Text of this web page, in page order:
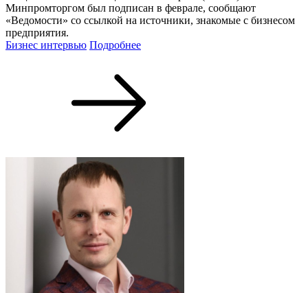
Минпромторгом был подписан в феврале, сообщают
«Ведомости» со ссылкой на источники, знакомые с бизнесом
предприятия.
Бизнес интервью Подробнее